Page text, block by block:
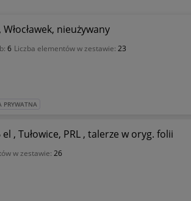
nieużywany
6 Liczba elementów w zestawie: 23
PRYWATNA
, Tułowice, PRL , talerze w oryg. folii
w zestawie: 26